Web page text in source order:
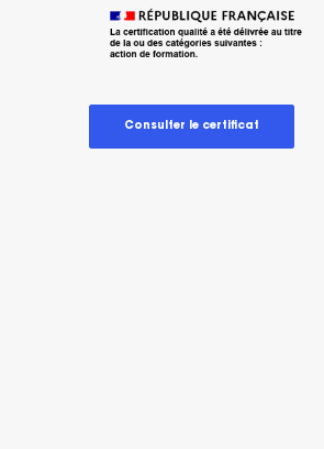
Consulter le certificat